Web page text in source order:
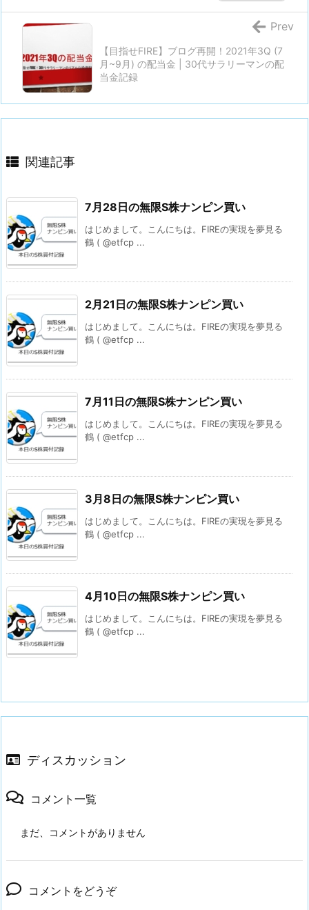
【目指せFIRE】ブログ再開！2021年3Q (7
月~9月) の配当金 | 30代サラリーマンの配
当金記録
Prev
関連記事
7月28日の無限S株ナンピン買い
はじめまして。こんにちは。FIREの実現を夢見る
鶴 ( @etfcp ...
2月21日の無限S株ナンピン買い
はじめまして。こんにちは。FIREの実現を夢見る
鶴 ( @etfcp ...
7月11日の無限S株ナンピン買い
はじめまして。こんにちは。FIREの実現を夢見る
鶴 ( @etfcp ...
3月8日の無限S株ナンピン買い
はじめまして。こんにちは。FIREの実現を夢見る
鶴 ( @etfcp ...
4月10日の無限S株ナンピン買い
はじめまして。こんにちは。FIREの実現を夢見る
鶴 ( @etfcp ...
ディスカッション
コメント一覧
まだ、コメントがありません
コメントをどうぞ